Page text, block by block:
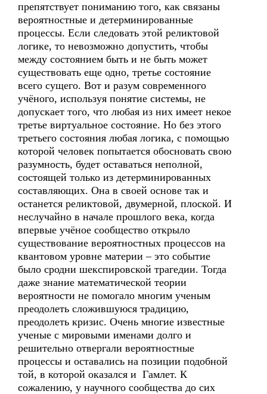
препятствует пониманию того, как связаны
вероятностные и детерминированные
процессы. Если следовать этой реликтовой
логике, то невозможно допустить, чтобы
между состоянием быть и не быть может
существовать еще одно, третье состояние
всего сущего. Вот и разум современного
учёного, используя понятие системы, не
допускает того, что любая из них имеет некое
третье виртуальное состояние. Но без этого
третьего состояния любая логика, с помощью
которой человек попытается обосновать свою
разумность, будет оставаться неполной,
состоящей только из детерминированных
составляющих. Она в своей основе так и
останется реликтовой, двумерной, плоской. И
неслучайно в начале прошлого века, когда
впервые учёное сообщество открыло
существование вероятностных процессов на
квантовом уровне материи – это событие
было сродни шекспировской трагедии. Тогда
даже знание математической теории
вероятности не помогало многим ученым
преодолеть сложившуюся традицию,
преодолеть кризис. Очень многие известные
ученые с мировыми именами долго и
решительно отвергали вероятностные
процессы и оставались на позиции подобной
той, в которой оказался и Гамлет. К
сожалению, у научного сообщества до сих